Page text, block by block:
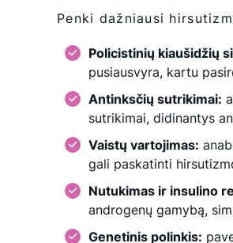
Penki dažniausi
Policistinių kiaušidžių
pusiausvyra, kartu
Antinksčių sutrikimai:
sutrikimai, didinantys
Vaistų vartojimas:
gali paskatinti
Nutukimas ir insulino
androgenų gamybą,
Genetinis polinkis: